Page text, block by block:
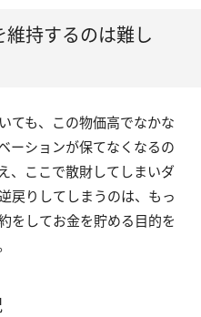
持するのは難し
ても、この物価高でなかな
ーションが保てなくなるの
、ここで散財してしまいダ
戻りしてしまうのは、もっ
をしてお金を貯める目的を